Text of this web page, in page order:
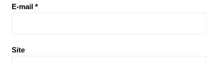
E-mail *
Site